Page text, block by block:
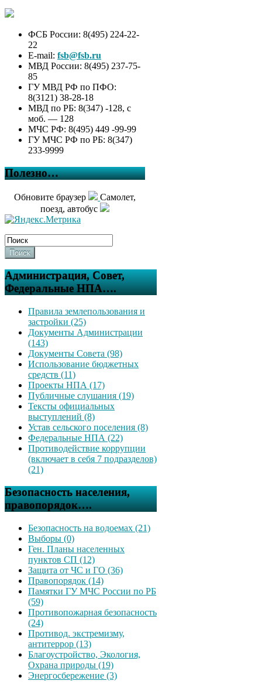
ФСБ России: 8(495) 224-22-
22
E-mail: fsb@fsb.ru
МВД России: 8(495) 237-75-
85
ГУ МВД РФ по ПФО:
8(3121) 38-28-18
МВД по РБ: 8(347) -128, с
моб. — 128
МЧС РФ: 8(495) 449 -99-99
ГУ МЧС РФ по РБ: 8(347)
233-9999
Полезно…
Обновите браузер
Самолет,
поезд, автобус
Поиск
Администрация, Совет,
Федеральные НПА….
Правила землепользования и
застройки (25)
Документы Администрации
(143)
Документы Совета (98)
Использование бюджетных
средств (11)
Проекты НПА (17)
Публичные слушания (19)
Тексты официальных
выступлений (8)
Устав сельского поселения (8)
Федеральные НПА (22)
Противодействие коррупции
(включает в себя 7 подразделов)
(21)
Безопасность населения,
правопорядок….
Безопасность на водоемах (21)
Выборы (0)
Ген. Планы населенных
пунктов СП (12)
Защита от ЧС и ГО (36)
Правопорядок (14)
Памятки ГУ МЧС России по РБ
(59)
Противопожарная безопасность
(24)
Противод. экстремизму,
антитеррор (13)
Благоустройство, Экология,
Охрана природы (19)
Энергосбережение (3)